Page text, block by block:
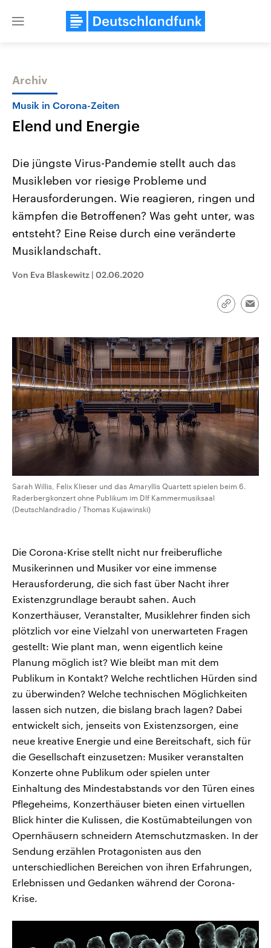
Close
Themen
Landtagswahl Sachsen-Anhalt
2026
Alle Informationen
Sachsen-Anhalt wählt am 6.
September 2026 einen neuen
Bundesland von einer Koalition aus
CDU, SPD und FDP regiert.-
Aktuelle Beiträge,
Hintergründe
Wirtschaftlich und
Audio-Archiv
Archiv
Musik in Corona-Zeiten
Elend und Energie
Die jüngste Virus-Pandemie stellt auch das
Musikleben vor riesige Probleme und
Herausforderungen. Wie reagieren, ringen und
kämpfen die Betroffenen? Was geht unter, was
entsteht? Eine Reise durch eine veränderte
Musiklandschaft.
Von Eva Blaskewitz | 02.06.2020
Link
Sarah Willis, Felix Klieser und das Amaryllis Quartett spielen beim 6.
Raderbergkonzert ohne Publikum im Dlf Kammermusiksaal
(Deutschlandradio / Thomas Kujawinski)
Die Corona-Krise stellt nicht nur freiberufliche
Musikerinnen und Musiker vor eine immense
Herausforderung, die sich fast über Nacht ihrer
Existenzgrundlage beraubt sahen. Auch
Konzerthäuser, Veranstalter, Musiklehrer finden sich
plötzlich vor eine Vielzahl von unerwarteten Fragen
gestellt: Wie plant man, wenn eigentlich keine
Planung möglich ist? Wie bleibt man mit dem
Publikum in Kontakt? Welche rechtlichen Hürden sind
zu überwinden? Welche technischen Möglichkeiten
lassen sich nutzen, die bislang brach lagen? Dabei
entwickelt sich, jenseits von Existenzsorgen, eine
neue kreative Energie und eine Bereitschaft, sich für
die Gesellschaft einzusetzen: Musiker veranstalten
Konzerte ohne Publikum oder spielen unter
Einhaltung des Mindestabstands vor den Türen eines
Pflegeheims, Konzerthäuser bieten einen virtuellen
Blick hinter die Kulissen, die Kostümabteilungen von
Opernhäusern schneidern Atemschutzmasken. In der
Sendung erzählen Protagonisten aus den
unterschiedlichen Bereichen von ihren Erfahrungen,
Erlebnissen und Gedanken während der Corona-
Krise.